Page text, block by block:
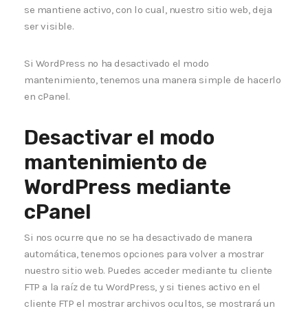
se mantiene activo, con lo cual, nuestro sitio web, deja
ser visible.
Si WordPress no ha desactivado el modo
mantenimiento, tenemos una manera simple de hacerlo
en cPanel.
Desactivar el modo
mantenimiento de
WordPress mediante
cPanel
Si nos ocurre que no se ha desactivado de manera
automática, tenemos opciones para volver a mostrar
nuestro sitio web. Puedes acceder mediante tu cliente
FTP a la raíz de tu WordPress, y si tienes activo en el
cliente FTP el mostrar archivos ocultos, se mostrará un